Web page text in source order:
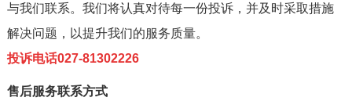
与我们联系。我们将认真对待每一份投诉，并及时采取措施
解决问题，以提升我们的服务质量。
投诉电话027-81302226
售后服务联系方式